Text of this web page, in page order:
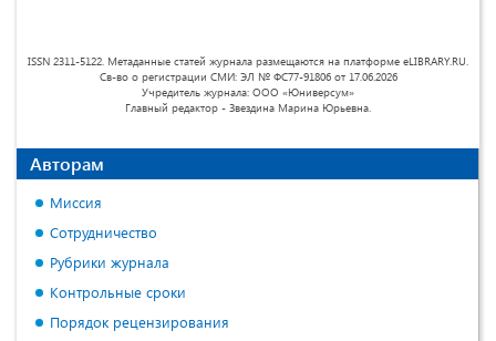
ISSN 2311-5122. Метаданные статей журнала размещаются на платформе eLIBRARY.RU.
Св-во о регистрации СМИ: ЭЛ № ФС77-91806 от 17.06.2026
Учредитель журнала: ООО «Юниверсум»
Главный редактор - Звездина Марина Юрьевна.
Авторам
Миссия
Сотрудничество
Рубрики журнала
Контрольные сроки
Порядок рецензирования